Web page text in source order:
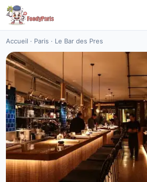
Accueil · Paris · Le Bar des Pres